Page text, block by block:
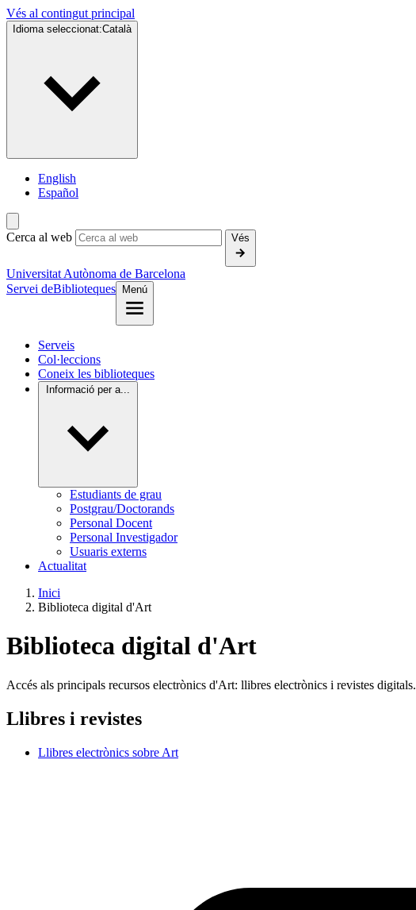
Vés al contingut principal
Idioma seleccionat:Català
English
Español
Cerca al web Vés
Universitat Autònoma de Barcelona
Servei deBiblioteques Menú
Serveis
Col·leccions
Coneix les biblioteques
Informació per a...
Estudiants de grau
Postgrau/Doctorands
Personal Docent
Personal Investigador
Usuaris externs
Actualitat
Inici
Biblioteca digital d'Art
Biblioteca digital d'Art
Accés als principals recursos electrònics d'Art: llibres electrònics i revistes digitals.
Llibres i revistes
Llibres electrònics sobre Art